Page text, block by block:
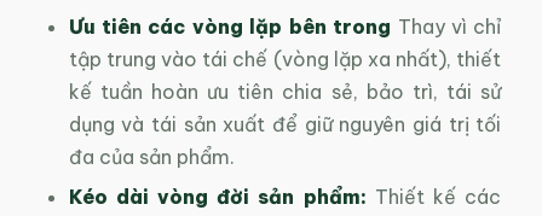
Ưu tiên các vòng lặp bên trong Thay vì chỉ
tập trung vào tái chế (vòng lặp xa nhất), thiết
kế tuần hoàn ưu tiên chia sẻ, bảo trì, tái sử
dụng và tái sản xuất để giữ nguyên giá trị tối
đa của sản phẩm.
Kéo dài vòng đời sản phẩm: Thiết kế các